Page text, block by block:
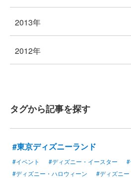
2013年
2012年
タグから記事を探す
#東京ディズニーランド
#イベント #ディズニー・イースター
#ディズニー・ハロウィーン
#ディズニー